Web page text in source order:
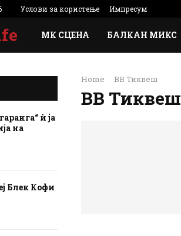
Услови за користење Импресум
МК СЦЕНА БАЛКАН МИКС
Home ВВ Тиквеш
ВВ Тиквеш
ѝ ја
на
Блек Кофи